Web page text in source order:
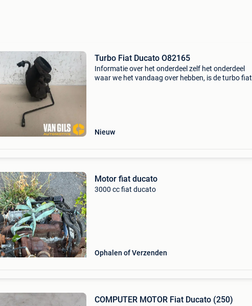
Turbo Fiat Ducato O82165
Informatie over het onderdeel zelf het onderdeel
waar we het vandaag over hebben, is de turbo fiat
Nieuw
Motor fiat ducato
3000 cc fiat ducato
Ophalen of Verzenden
COMPUTER MOTOR Fiat Ducato (250)